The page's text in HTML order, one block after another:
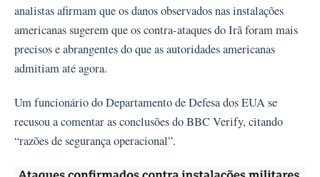
analistas afirmam que os danos observados nas instalações
americanas sugerem que os contra-ataques do Irã foram mais
precisos e abrangentes do que as autoridades americanas
admitiam até agora.
Um funcionário do Departamento de Defesa dos EUA se
recusou a comentar as conclusões do BBC Verify, citando
“razões de segurança operacional”.